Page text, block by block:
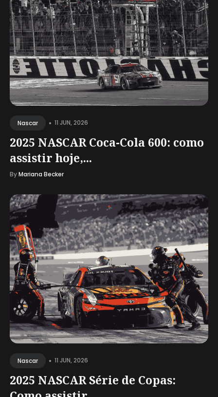
Nascar • 11 JUN, 2026
2025 NASCAR Coca-Cola 600: como
assistir hoje,...
ByMariana Becker
Nascar • 11 JUN, 2026
2025 NASCAR Série de Copas: